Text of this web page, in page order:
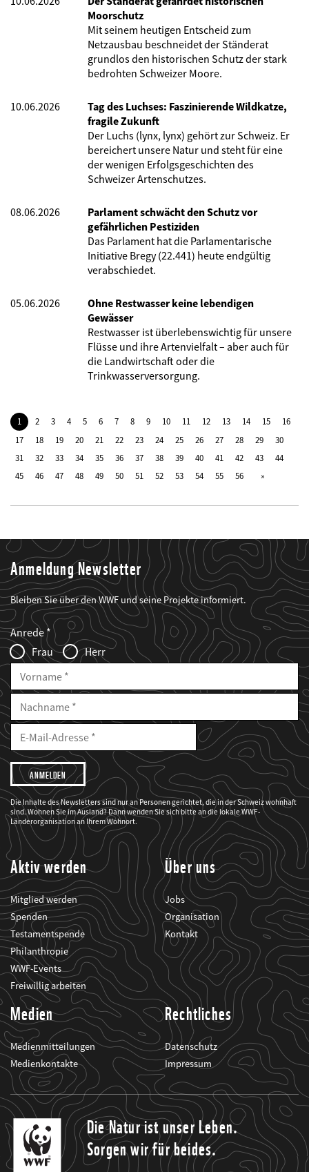
Moorschutz
Mit seinem heutigen Entscheid zum
Netzausbau beschneidet der Ständerat
grundlos den historischen Schutz der stark
bedrohten Schweizer Moore.
10.06.2026
Tag des Luchses: Faszinierende Wildkatze,
fragile Zukunft
Der Luchs (lynx, lynx) gehört zur Schweiz. Er
bereichert unsere Natur und steht für eine
der wenigen Erfolgsgeschichten des
Schweizer Artenschutzes.
08.06.2026
Parlament schwächt den Schutz vor
gefährlichen Pestiziden
Das Parlament hat die Parlamentarische
Initiative Bregy (22.441) heute endgültig
verabschiedet.
05.06.2026
Ohne Restwasser keine lebendigen
Gewässer
Restwasser ist überlebenswichtig für unsere
Flüsse und ihre Artenvielfalt – aber auch für
die Landwirtschaft oder die
Trinkwasserversorgung.
1 2 3 4 5 6 7 8 9 10 11 12 13 14 15
16
17
18 19 20 21 22 23 24 25 26 27 28 29
30
31
32 33 34 35 36 37 38 39 40 41 42 43
44
45
46 47 48 49 50 51 52 53 54 55 56
Anmeldung Newsletter
Bleiben Sie über den WWF und seine Projekte informiert.
Web2Case
Infofelder
Fieldset
anrede_name
Anrede
Frau
Herr
Vorname
Nachname
E-
Mailadresse
E-
Adresse
Ich
möchte,
dass
der
WWF
mich
über
seine
Projekte
informiert.
Die Inhalte des Newsletters sind nur an Personen gerichtet, die in der Schweiz wohnhaft
sind. Wohnen Sie im Ausland? Dann wenden Sie sich bitte an die lokale WWF-
Länderorganisation an Ihrem Wohnort.
Aktiv werden
Mitglied werden
Spenden
Testamentspende
Philanthropie
WWF-Events
Freiwillig arbeiten
Über uns
Jobs
Organisation
Kontakt
Medien
Medienmitteilungen
Medienkontakte
Rechtliches
Datenschutz
Impressum
Die Natur ist unser Leben.
Sorgen wir für beides.